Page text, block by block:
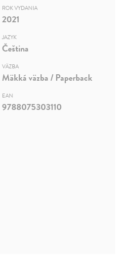
ROK VYDANIA
2021
JAZYK
Čeština
VÄZBA
Mäkká väzba / Paperback
EAN
9788075303110